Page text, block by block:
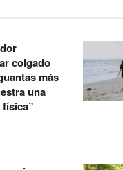
colgado
más
una